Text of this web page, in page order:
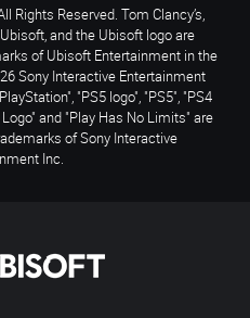
Rights Reserved. Tom Clancy’s,
and the Ubisoft logo are
of Ubisoft Entertainment in the
Sony Interactive Entertainment
"PS5 logo", "PS5", "PS4
and "Play Has No Limits" are
of Sony Interactive
Inc.